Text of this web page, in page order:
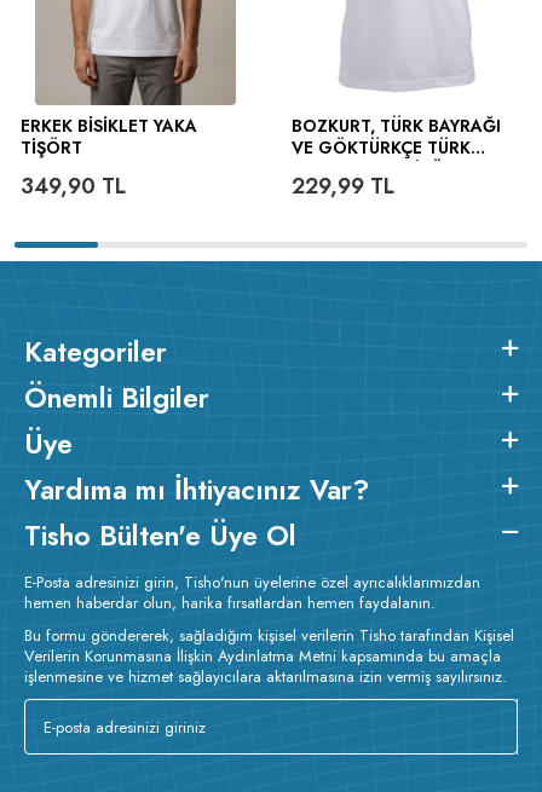
ERKEK BISIKLET YAKA
TIŞÖRT
349,90 TL
BOZKURT, TÜRK BAYRAĞI
VE GÖKTÜRKÇE TÜRK
229,99TL
Kategoriler
Önemli Bilgiler
Üye
Yardıma mı İhtiyacınız Var?
Tisho Bülten'e Üye Ol
E-Posta adresinizi girin, Tisho'nun üyelerine özel ayrıcalıklarımızdan
hemen haberdar olun, harika fırsatlardan hemen faydalanın.
Bu formu göndererek, sağladığım kişisel verilerin Tisho tarafından Kişisel
Verilerin Korunmasına İlişkin Aydınlatma Metni kapsamında bu amaçla
işlenmesine ve hizmet sağlayıcılara aktarılmasına izin vermiş sayılırsınız.